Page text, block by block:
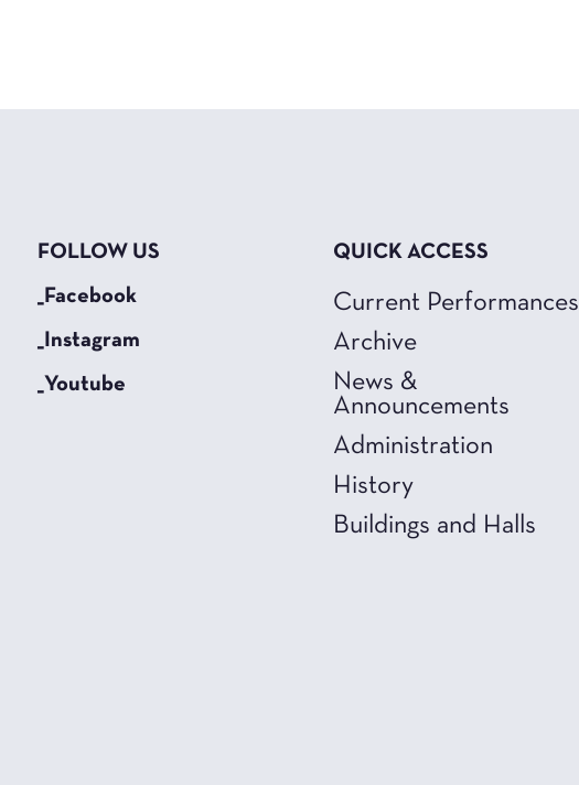
FOLLOW US
_Facebook
_Instagram
_Youtube
QUICK ACCESS
Current Performances
Archive
News &
Announcements
Administration
History
Buildings and Halls